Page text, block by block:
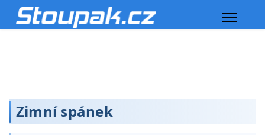
Zimní spánek